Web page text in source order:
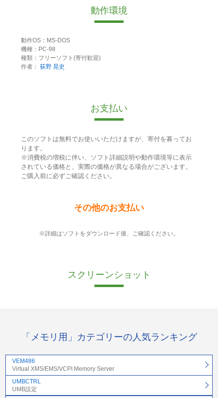
動作環境
動作OS：MS-DOS
機種：PC-98
種類：フリーソフト(寄付歓迎)
作者： 荻野 晃史
お支払い
このソフトは無料でお使いいただけますが、寄付を募ってお
ります。
※消費税の増税に伴い、ソフト詳細説明や動作環境等に表示
されている価格と、実際の価格が異なる場合がございます。
ご購入前に必ずご確認ください。
その他のお支払い
※詳細はソフトをダウンロード後、ご確認ください。
スクリーンショット
「メモリ用」カテゴリーの人気ランキング
VEM486
Virtual XMS/EMS/VCPI Memory Server
UMBCTRL
UMB設定